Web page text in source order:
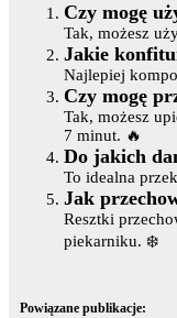
Czy mogę
Tak, możesz
Jakie
Najlepiej
Czy mogę
Tak, możesz
7 minut. 🔥
Do jakich
To idealna
Jak
Resztki
piekarniku. ❄️
Powiązane publikacje: